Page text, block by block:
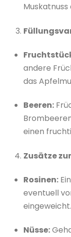
andere
das
Beeren:
einen
Zusätze
Rosinen:
eventuell
eingeweicht.
Nüsse: